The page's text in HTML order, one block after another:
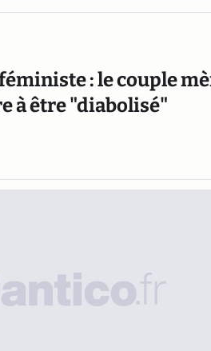
: le couple
à être "diabolisé"